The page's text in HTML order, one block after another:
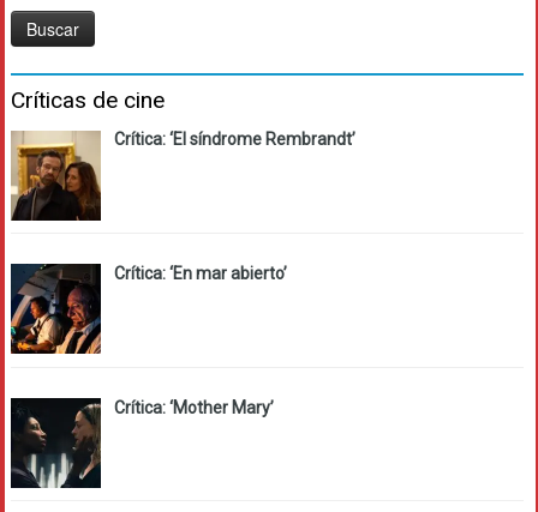
Críticas de cine
Crítica: ‘El síndrome Rembrandt’
Crítica: ‘En mar abierto’
Crítica: ‘Mother Mary’